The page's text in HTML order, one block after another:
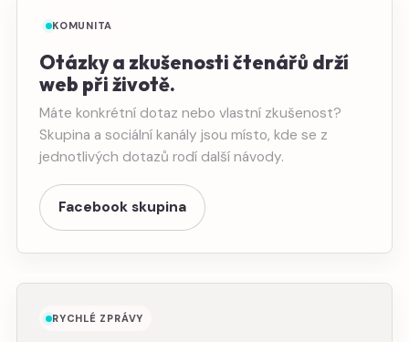
KOMUNITA
Otázky a zkušenosti čtenářů drží
web při životě.
Máte konkrétní dotaz nebo vlastní zkušenost?
Skupina a sociální kanály jsou místo, kde se z
jednotlivých dotazů rodí další návody.
Facebook skupina
RYCHLÉ ZPRÁVY